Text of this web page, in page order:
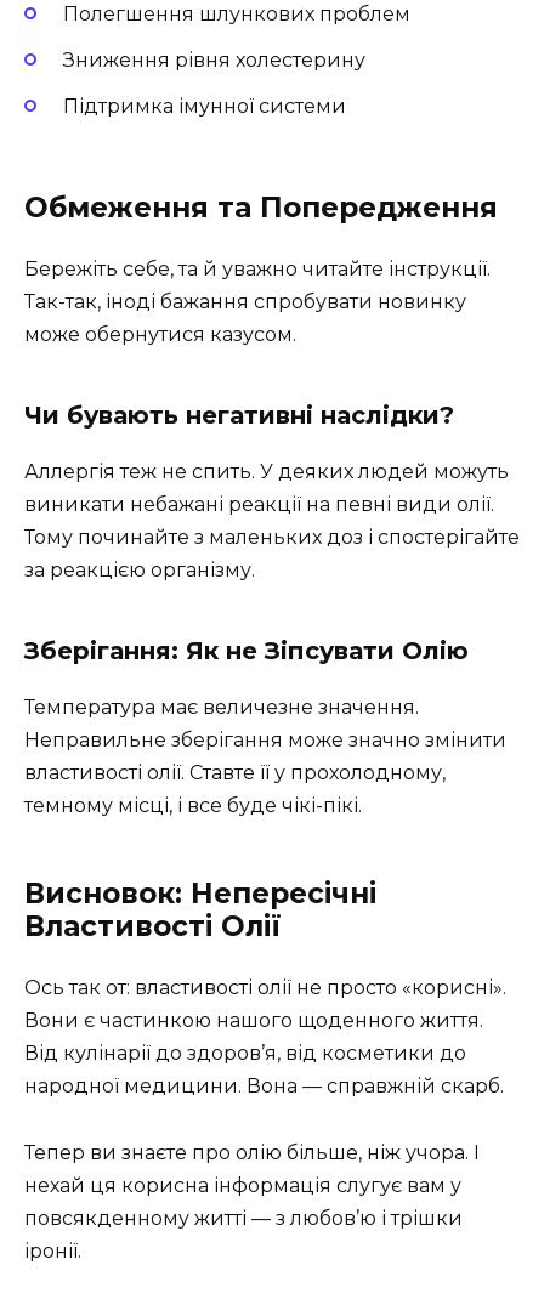
Полегшення шлункових проблем
Зниження рівня холестерину
Підтримка імунної системи
Обмеження та Попередження
Бережіть себе, та й уважно читайте інструкції.
Так-так, іноді бажання спробувати новинку
може обернутися казусом.
Чи бувають негативні наслідки?
Аллергія теж не спить. У деяких людей можуть
виникати небажані реакції на певні види олії.
Тому починайте з маленьких доз і спостерігайте
за реакцією організму.
Зберігання: Як не Зіпсувати Олію
Температура має величезне значення.
Неправильне зберігання може значно змінити
властивості олії. Ставте її у прохолодному,
темному місці, і все буде чікі-пікі.
Висновок: Непересічні
Властивості Олії
Ось так от: властивості олії не просто «корисні».
Вони є частинкою нашого щоденного життя.
Від кулінарії до здоров’я, від косметики до
народної медицини. Вона — справжній скарб.
Тепер ви знаєте про олію більше, ніж учора. І
нехай ця корисна інформація слугує вам у
повсякденному житті — з любов’ю і трішки
іронії.